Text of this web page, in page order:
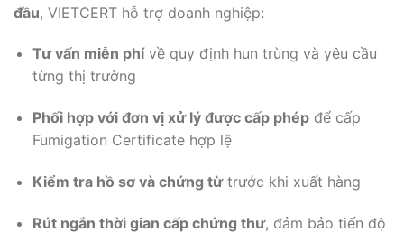
đầu, VIETCERT hỗ trợ doanh nghiệp:
Tư vấn miễn phívề quy định hun trùng và yêu cầu
từng thị trường
Phối hợp với đơn vị xử lý được cấp phépđể cấp
Fumigation Certificate hợp lệ
Kiểm tra hồ sơ và chứng từtrước khi xuất hàng
Rút ngắn thời gian cấp chứng thư, đảm bảo tiến độ